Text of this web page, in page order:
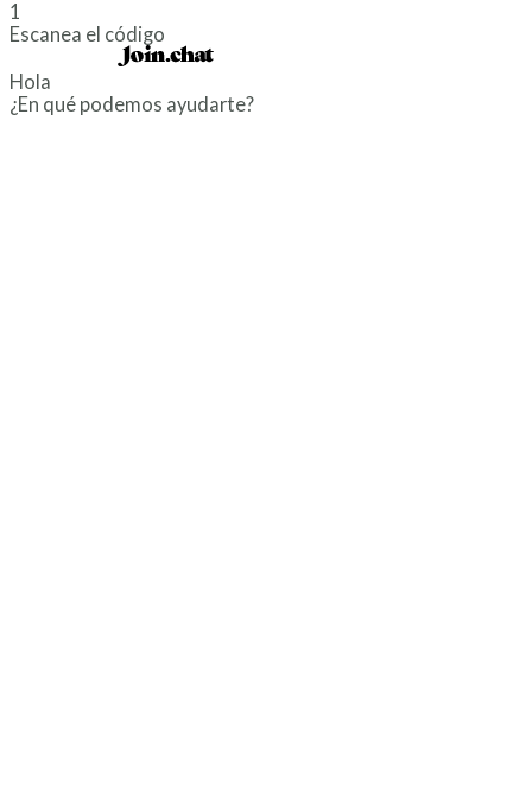
1
Escanea el código
Hola
¿En qué podemos ayudarte?